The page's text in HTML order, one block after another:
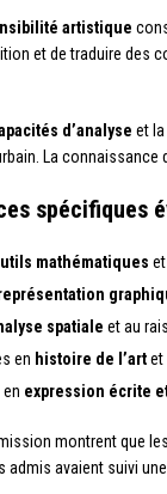
artistique
et de traduire des
d’analyse et la
La connaissance
spécifiques
mathématiques
spatiale et au
en histoire de l’artet
expression écrite
montrent que
admis avaient suivi